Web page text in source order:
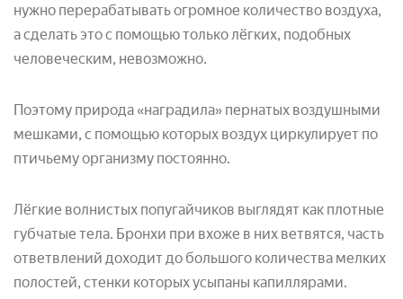
нужно перерабатывать огромное количество воздуха,
а сделать это с помощью только лёгких, подобных
человеческим, невозможно.
Поэтому природа «наградила» пернатых воздушными
мешками, с помощью которых воздух циркулирует по
птичьему организму постоянно.
Лёгкие волнистых попугайчиков выглядят как плотные
губчатые тела. Бронхи при вхоже в них ветвятся, часть
ответвлений доходит до большого количества мелких
полостей, стенки которых усыпаны капиллярами.